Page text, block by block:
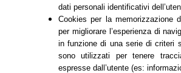
dati personali identificativi
Cookies per la memorizzazione
per migliorare l’esperienza di
in funzione di una serie di criteri
sono utilizzati per tenere
espresse dall’utente (es: